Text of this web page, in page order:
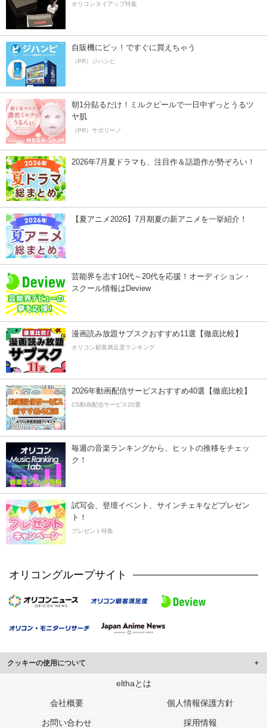
オリコンタイアップ特集
自販機にピッ！ですぐに買えちゃう
（PR）ジハンピ
朝1分貼るだけ！ミルクピールで一日中ずっとうるツ
ヤ肌
（PR）サボリーノ
2026年7月夏ドラマも、注目作＆話題作が勢ぞろい！
【夏アニメ2026】7月期夏の新アニメを一挙紹介！
芸能界を志す10代～20代を応援！オーディション・
スクール情報はDeview
漫画読み放題サブスクおすすめ11選【徹底比較】
オリコン顧客満足度ランキング
2026年動画配信サービスおすすめ40選【徹底比較】
CS動画配信サービス20選
毎週の音楽ランキングから、ヒットの推移をチェッ
ク！
試写会、登壇イベント、サインチェキなどプレゼン
ト！
プレゼント特集
オリコングループサイト
クッキーの使用について
このサイトでは Cookie を使用して、ユーザーに合わせたコンテンツや広告の
行っています。
メディアや広告配信、データ解析の各パートナーに提供しています。
elthaとは
会社概要 個人情報保護方針
お問い合わせ 採用情報